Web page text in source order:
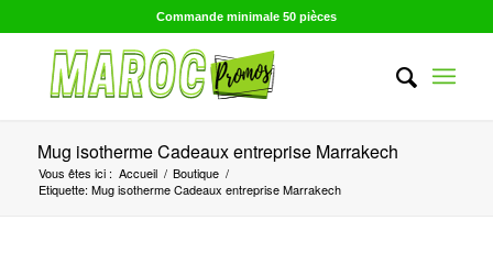
Commande minimale 50 pièces
Mug isotherme Cadeaux entreprise Marrakech
Vous êtes ici : Accueil / Boutique /
Etiquette: Mug isotherme Cadeaux entreprise Marrakech